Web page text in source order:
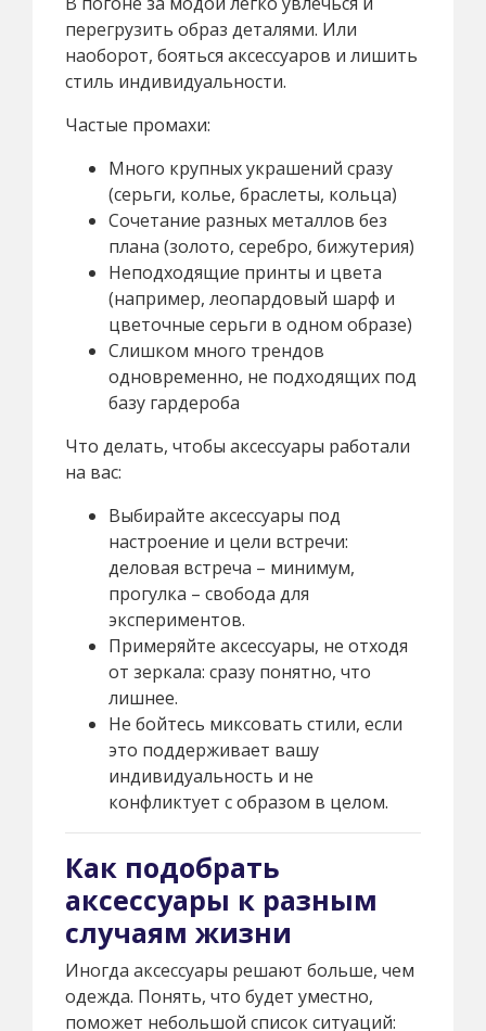
перегрузить образ деталями. Или
наоборот, бояться аксессуаров и лишить
стиль индивидуальности.
Частые промахи:
Много крупных украшений сразу
(серьги, колье, браслеты, кольца)
Сочетание разных металлов без
плана (золото, серебро, бижутерия)
Неподходящие принты и цвета
(например, леопардовый шарф и
цветочные серьги в одном образе)
Слишком много трендов
одновременно, не подходящих под
базу гардероба
Что делать, чтобы аксессуары работали
на вас:
Выбирайте аксессуары под
настроение и цели встречи:
деловая встреча – минимум,
прогулка – свобода для
экспериментов.
Примеряйте аксессуары, не отходя
от зеркала: сразу понятно, что
лишнее.
Не бойтесь миксовать стили, если
это поддерживает вашу
индивидуальность и не
конфликтует с образом в целом.
Как подобрать
аксессуары к разным
случаям жизни
Иногда аксессуары решают больше, чем
одежда. Понять, что будет уместно,
поможет небольшой список ситуаций: